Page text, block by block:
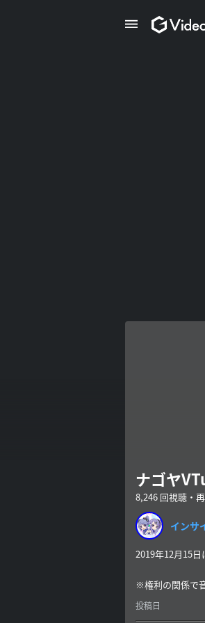
ナゴヤ
8,246 回視聴・
インサ
2019年12月15
※権利の関係で
投稿日